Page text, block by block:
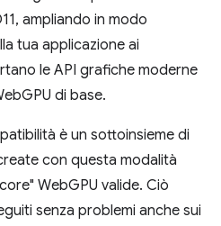
ampliando in modo
tua applicazione ai
le API grafiche moderne
di base.
è un sottoinsieme di
con questa modalità
WebGPU valide. Ciò
senza problemi anche sui